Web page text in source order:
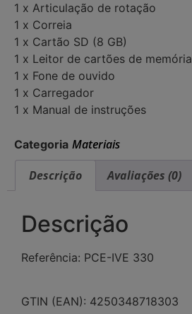
1 x Articulação de rotação
1 x Correia
1 x Cartão SD (8 GB)
1 x Leitor de cartões de memória
1 x Fone de ouvido
1 x Carregador
1 x Manual de instruções
Categoria Materiais
Descrição
Avaliações (0)
Descrição
Referência: PCE-IVE 330
GTIN (EAN): 4250348718303